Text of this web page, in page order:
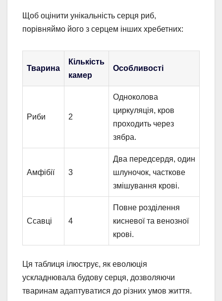
Щоб оцінити унікальність серця риб,
порівняймо його з серцем інших хребетних:
Тварина
Кількість
камер
Особливості
Риби 2
Одноколова
циркуляція, кров
проходить через
зябра.
Амфібії 3
Два передсердя, один
шлуночок, часткове
змішування крові.
Ссавці 4
Повне розділення
кисневої та венозної
крові.
Ця таблиця ілюструє, як еволюція
ускладнювала будову серця, дозволяючи
тваринам адаптуватися до різних умов життя.